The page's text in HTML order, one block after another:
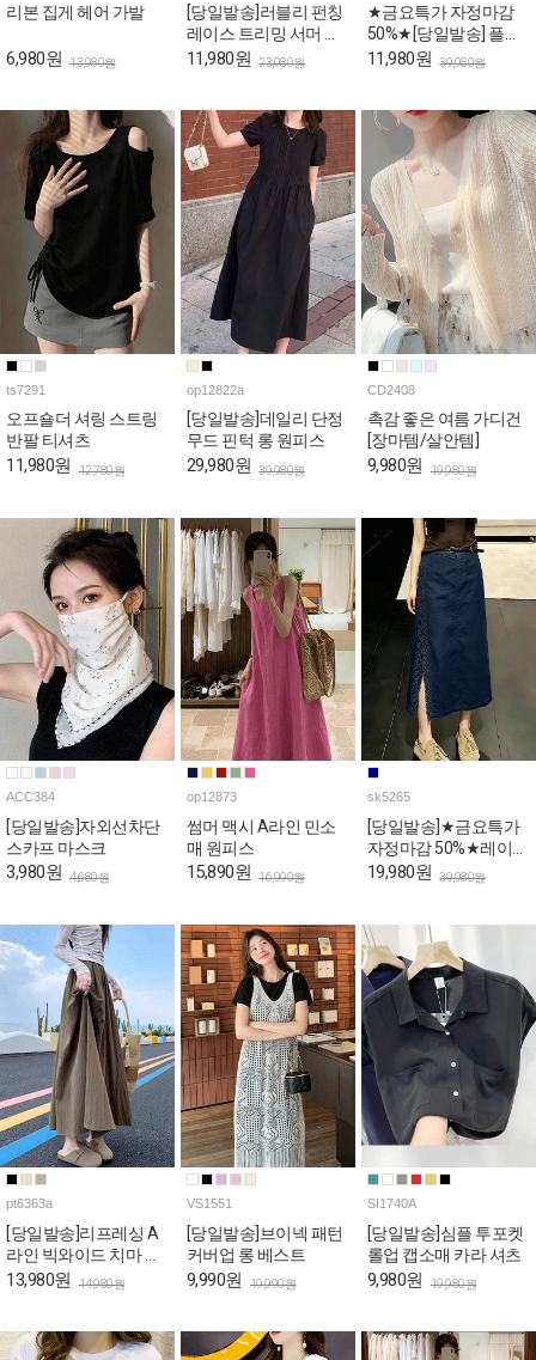
리본 집게 헤어 가발
6,980원 13,980원
[당일발송]러블리 펀칭
레이스 트리밍 서머 가
디건
11,980원 23,980원
★금요특가 자정마감
50%★[당일발송] 플라
워 자수 스퀘어 퍼프 페
11,980원 39,980원
ts7291
오프숄더 셔링 스트링
반팔 티셔츠
11,980원 12,780원
op12822a
[당일발송]데일리 단정
무드 핀턱 롱 원피스
29,980원 39,980원
CD2408
촉감 좋은 여름 가디건
[장마템/살안템]
9,980원 19,980원
ACC384
[당일발송]자외선차단
스카프 마스크
3,980원 4,680원
op12873
썸머 맥시 A라인 민소
매 원피스
15,890원 16,990원
sk5265
[당일발송]★금요특가
자정마감 50%★레이스
사이드 슬릿 A라인 스
19,980원 39,980원
pt6363a
[당일발송]리프레싱 A
라인 빅와이드 치마 밴
딩 팬츠
13,980원 14,980원
VS1551
[당일발송]브이넥 패턴
커버업 롱 베스트
9,990원 19,990원
SI1740A
[당일발송]심플 투포켓
롤업 캡소매 카라 셔츠
9,980원 19,980원